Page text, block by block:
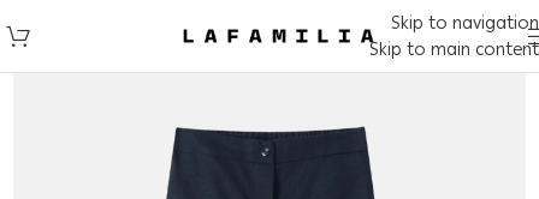
Skip to navigation
Skip to main content